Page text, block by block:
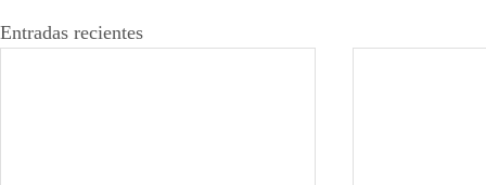
Entradas recientes